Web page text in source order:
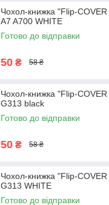
Чохол-книжка "Flip-
A7 A700 WHITE
Готово до відправки
50 ₴ 58 ₴
Чохол-книжка "Flip-
G313 black
Готово до відправки
50 ₴ 58 ₴
Чохол-книжка "Flip-
G313 WHITE
Готово до відправки